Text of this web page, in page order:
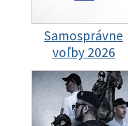
Samosprávne
voľby 2026